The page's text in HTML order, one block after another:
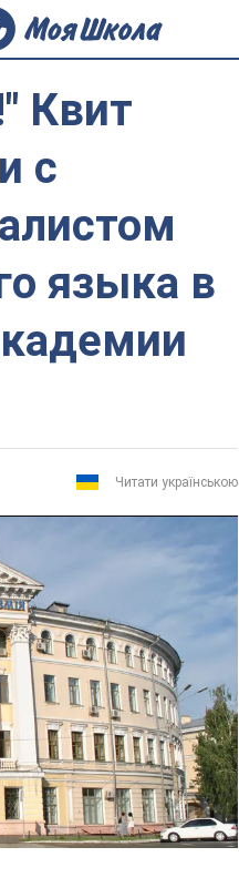
Квит
с
языка в
Читати українською